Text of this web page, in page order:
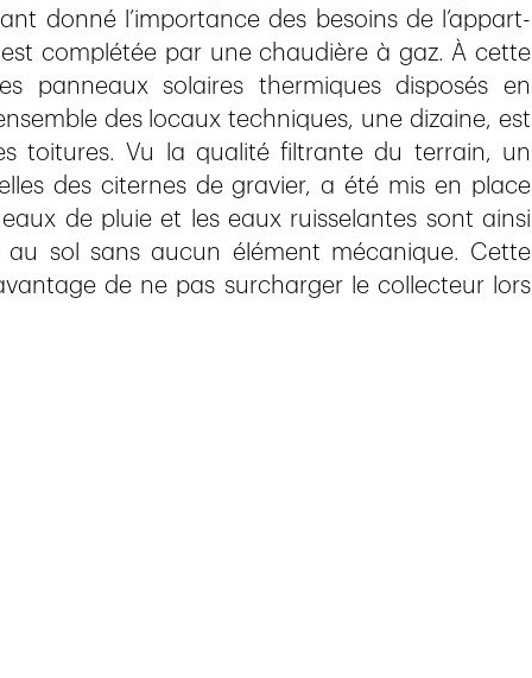
donné l’importance des besoins de l’appart-
complétée par une chaudière à gaz. À cette
panneaux solaires thermiques disposés en
des locaux techniques, une dizaine, est
toitures. Vu la qualité filtrante du terrain, un
des citernes de gravier, a été mis en place
de pluie et les eaux ruisselantes sont ainsi
sol sans aucun élément mécanique. Cette
de ne pas surcharger le collecteur lors